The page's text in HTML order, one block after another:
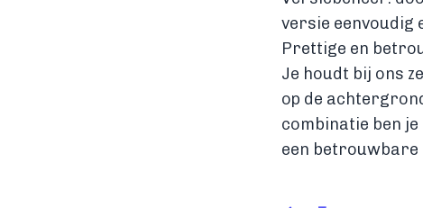
versie eenvoudig
Prettige en
Je houdt bij ons
op de
combinatie ben
een